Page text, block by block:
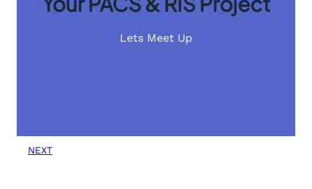
Lets Meet Up
NEXT